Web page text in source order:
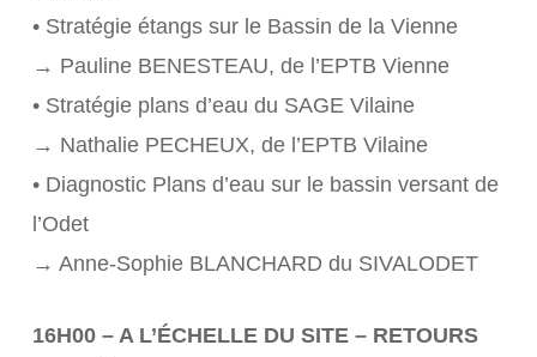
• Stratégie étangs sur le Bassin de la Vienne
→ Pauline BENESTEAU, de l’EPTB Vienne
• Stratégie plans d’eau du SAGE Vilaine
→ Nathalie PECHEUX, de l’EPTB Vilaine
• Diagnostic Plans d’eau sur le bassin versant de
l’Odet
→ Anne-Sophie BLANCHARD du SIVALODET
16H00 – A L’ÉCHELLE DU SITE – RETOURS